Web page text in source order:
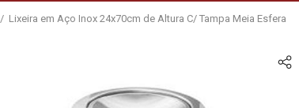
Lixeira em Aço Inox 24x70cm de Altura C/ Tampa Meia Esfera